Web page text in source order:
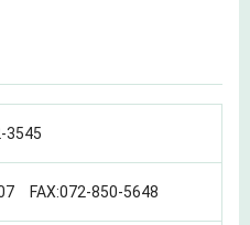
3545
FAX:072-850-5648